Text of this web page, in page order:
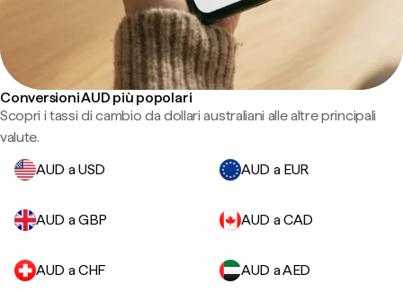
Conversioni AUD più popolari
Scopri i tassi di cambio da dollari australiani alle altre principali
valute.
AUD a USD
AUD a EUR
AUD a GBP AUD a CAD
AUD a CHF AUD a AED